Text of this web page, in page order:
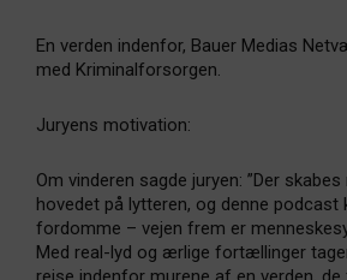
En verden indenfor, Bauer Medias
med Kriminalforsorgen.
Juryens motivation:
Om vinderen sagde juryen: ”Der skabes
hovedet på lytteren, og denne
fordomme – vejen frem er
Med real-lyd og ærlige fortællinger